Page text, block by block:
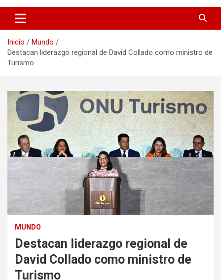
Inicio
Mundo
Destacan liderazgo regional de David Collado como ministro de
Turismo
MUNDO
Destacan liderazgo regional de
David Collado como ministro de
Turismo